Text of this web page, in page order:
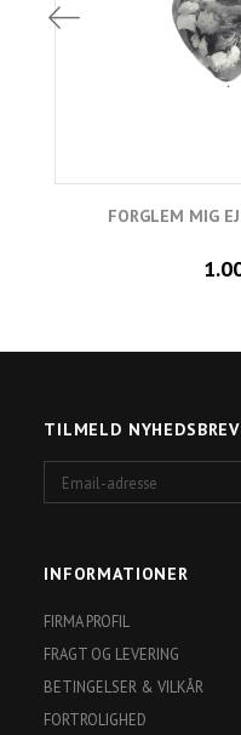
FORGLEM MIG
TILMELD NYHEDSBREV
adresse
INFORMATIONER
FIRMA PROFIL
FRAGT OG LEVERING
BETINGELSER & VILKÅR
FORTROLIGHED